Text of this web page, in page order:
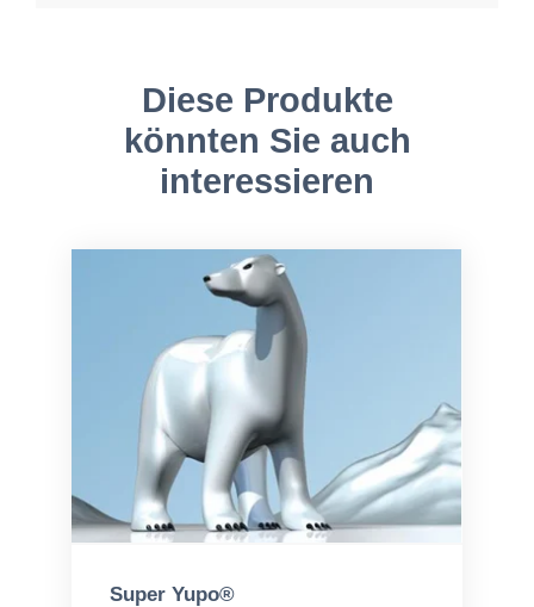
Diese Produkte
könnten Sie auch
interessieren
Super Yupo®